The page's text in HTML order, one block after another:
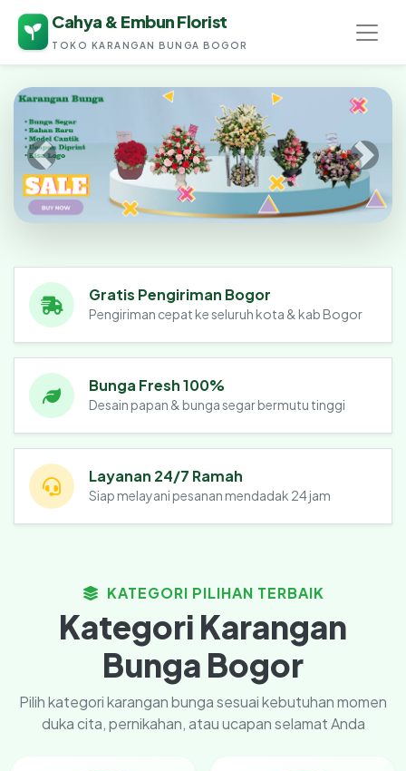
Cahya & Embun Florist
TOKO KARANGAN BUNGA BOGOR
Cahya & Embun
Gratis Pengiriman Bogor
Pengiriman cepat ke seluruh kota & kab Bogor
Bunga Fresh 100%
Desain papan & bunga segar bermutu tinggi
Layanan 24/7 Ramah
Siap melayani pesanan mendadak 24 jam
KATEGORI PILIHAN TERBAIK
Kategori Karangan
Bunga Bogor
Pilih kategori karangan bunga sesuai kebutuhan momen
duka cita, pernikahan, atau ucapan selamat Anda